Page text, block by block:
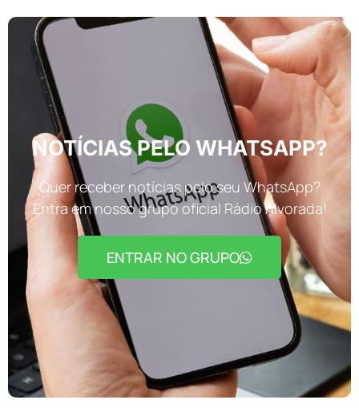
NOTÍCIAS PELO WHATSAPP?
Quer receber notícias pelo seu WhatsApp?
Entra em nosso grupo oficial Rádio Alvorada!
ENTRAR NO GRUPO